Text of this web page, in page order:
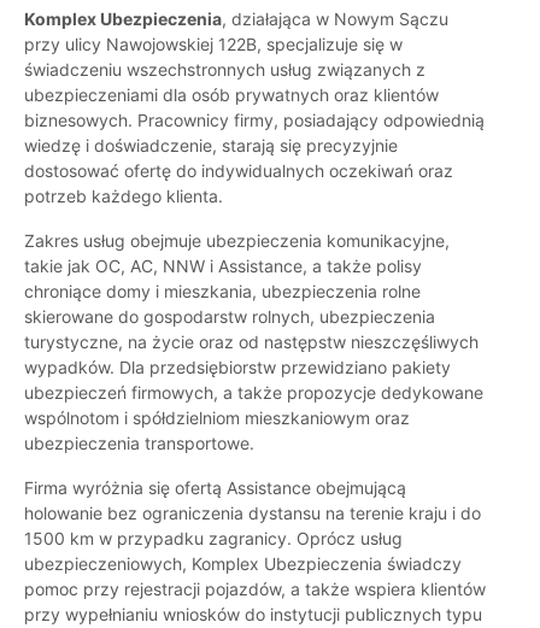
Komplex Ubezpieczenia, działająca w Nowym Sączu
przy ulicy Nawojowskiej 122B, specjalizuje się w
świadczeniu wszechstronnych usług związanych z
ubezpieczeniami dla osób prywatnych oraz klientów
biznesowych. Pracownicy firmy, posiadający odpowiednią
wiedzę i doświadczenie, starają się precyzyjnie
dostosować ofertę do indywidualnych oczekiwań oraz
potrzeb każdego klienta.
Zakres usług obejmuje ubezpieczenia komunikacyjne,
takie jak OC, AC, NNW i Assistance, a także polisy
chroniące domy i mieszkania, ubezpieczenia rolne
skierowane do gospodarstw rolnych, ubezpieczenia
turystyczne, na życie oraz od następstw nieszczęśliwych
wypadków. Dla przedsiębiorstw przewidziano pakiety
ubezpieczeń firmowych, a także propozycje dedykowane
wspólnotom i spółdzielniom mieszkaniowym oraz
ubezpieczenia transportowe.
Firma wyróżnia się ofertą Assistance obejmującą
holowanie bez ograniczenia dystansu na terenie kraju i do
1500 km w przypadku zagranicy. Oprócz usług
ubezpieczeniowych, Komplex Ubezpieczenia świadczy
pomoc przy rejestracji pojazdów, a także wspiera klientów
przy wypełnianiu wniosków do instytucji publicznych typu